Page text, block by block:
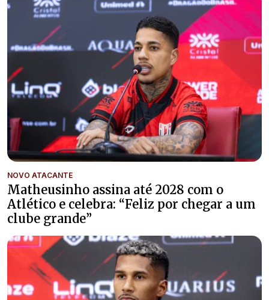
NOVO ATACANTE
Matheusinho assina até 2028 com o
Atlético e celebra: “Feliz por chegar a um
clube grande”